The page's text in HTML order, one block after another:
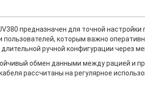
предназначен для точной
которым важно
ручной конфигурации через
обмен данными между рацией и
рассчитаны на регулярное